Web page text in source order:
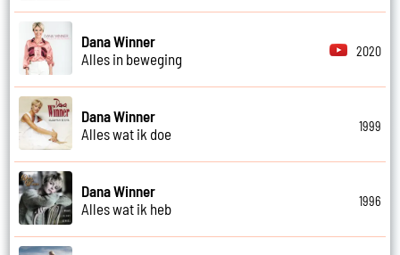
Dana Winner
Alles in beweging
2020
Dana Winner
Alles wat ik doe
1999
Dana Winner
Alles wat ik heb
1996